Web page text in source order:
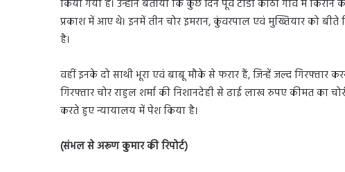
किया गया है। उन्होंने बताया कि कुछ दिन पूर्व टांडा कोठी गांव में
प्रकाश में आए थे। इनमें तीन चोर इमरान, कुंवरपाल एवं मुख्तियार को
है।
वहीं इनके दो साथी भूरा एवं बाबू मौके से फरार हैं, जिन्हें जल्द गिरफ्तार
गिरफ्तार चोर राहुल शर्मा की निशानदेही से ढाई लाख रुपए कीमत का
करते हुए न्यायालय में पेश किया है।
(संभल से अरूण कुमार की रिपोर्ट)